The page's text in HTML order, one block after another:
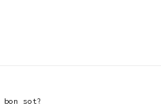
sot?